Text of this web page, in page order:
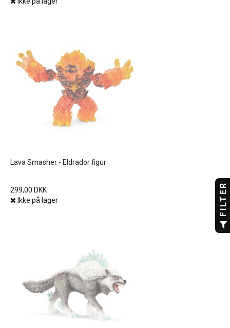
Lava Smasher - Eldrador figur
299,00 DKK
Ikke på lager
FILTER